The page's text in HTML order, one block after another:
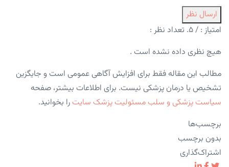
ارسال نظر
امتیاز : / ۵. تعداد نظر :
هیچ نظری داده نشده است .
مطالب این مقاله فقط برای افزایش آگاهی عمومی است و جایگزین
تشخیص یا درمان پزشکی نیست. برای اطلاعات بیشتر، صفحه
سیاست پزشکی و سلب مسئولیت پزشک سایت را بخوانید.
برچسب‌ها
بدون برچسب
اشتراک‌گذاری